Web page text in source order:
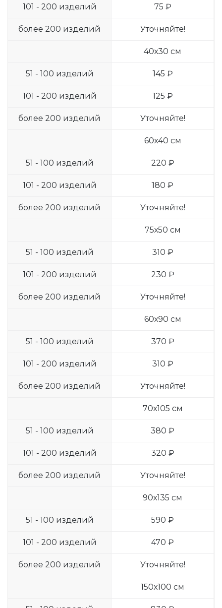
101 - 200 изделий 75 ₽
более 200 изделий Уточняйте!
40х30 см
51 - 100 изделий 145 ₽
101 - 200 изделий 125 ₽
более 200 изделий Уточняйте!
60х40 см
51 - 100 изделий 220 ₽
101 - 200 изделий 180 ₽
более 200 изделий Уточняйте!
75х50 см
51 - 100 изделий 310 ₽
101 - 200 изделий 230 ₽
более 200 изделий Уточняйте!
60х90 см
51 - 100 изделий 370 ₽
101 - 200 изделий 310 ₽
более 200 изделий Уточняйте!
70х105 см
51 - 100 изделий 380 ₽
101 - 200 изделий 320 ₽
более 200 изделий Уточняйте!
90х135 см
51 - 100 изделий 590 ₽
101 - 200 изделий 470 ₽
более 200 изделий Уточняйте!
150х100 см